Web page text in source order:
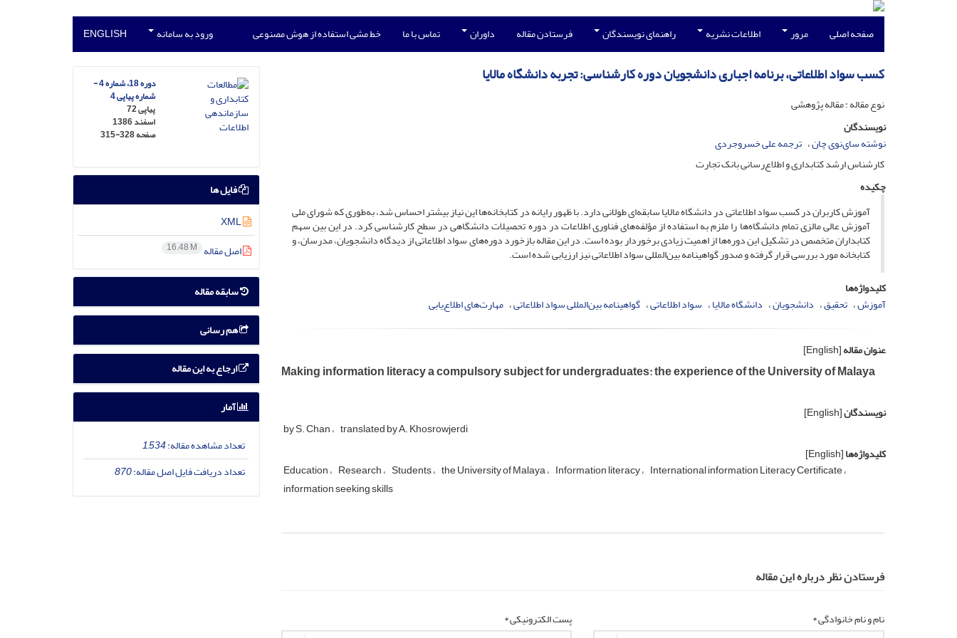
صفحه اصلی مرور اطلاعات نشریه راهنمای نویسندگان فرستادن مقاله داوران تماس با ما خط مشی استفاده از هوش مصنوعی ورود به سامانه ENGLISH
کسب سواد اطلاعاتی، برنامه اجباری دانشجویان دوره کارشناسی: تجربه دانشگاه مالایا
نوع مقاله : مقاله پژوهشی
نویسندگان
نوشته سای‌نوی چان ترجمه علی خسروجردی
کارشناس ارشد کتابداری و اطلاع‌رسانی بانک تجارت
چکیده
آموزش کاربران در کسب سواد اطلاعاتی در دانشگاه مالایا سابقه‌ای طولانی دارد. با ظهور رایانه در کتابخانه‌ها این نیاز بیشتر احساس شد، به‌طوری که شورای ملی
آموزش عالی مالزی تمام دانشگاه‌ها را ملزم به استفاده از مؤلفه‌های فناوری اطلاعات در دوره تحصیلات دانشگاهی در سطح کارشناسی کرد. در این بین سهم
کتابداران متخصص در تشکیل این دوره‌ها از اهمیت زیادی برخوردار بوده است. در این مقاله بازخورد دوره‌های سواد اطلاعاتی از دیدگاه دانشجویان، مدرسان، و
کتابخانه مورد بررسی قرار گرفته و صدور گواهینامه بین‌المللی سواد اطلاعاتی نیز ارزیابی شده است.
کلیدواژه‌ها
آموزش تحقیق دانشجویان دانشگاه مالایا سواد اطلاعاتی گواهینامه بین‌المللی سواد اطلاعاتی مهارت‌های اطلاع‌یابی
عنوان مقاله[English]
Making information literacy a compulsory subject for undergraduates: the experience of the University of Malaya
نویسندگان[English]
by S. Chan translated by A. Khosrowjerdi
کلیدواژه‌ها[English]
Education Research Students the University of Malaya Information literacy International information Literacy Certificate
information seeking skills
فرستادن نظر درباره این مقاله
نام و نام خانوادگی * پست الکترونیکی *
دوره 18، شماره 4 -
شماره پیاپی 4
پیاپی 72
اسفند 1386
صفحه315-328
فایل ها
XML
اصل مقاله 16.48 M
سابقه مقاله
هم رسانی
ارجاع به این مقاله
آمار
تعداد مشاهده مقاله:1,534
تعداد دریافت فایل اصل مقاله:870